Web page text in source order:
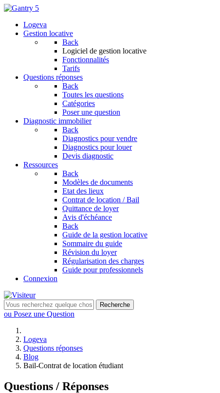
Logeva
Gestion locative
Back
Logiciel de gestion locative
Fonctionnalités
Tarifs
Questions réponses
Back
Toutes les questions
Catégories
Poser une question
Diagnostic immobilier
Back
Diagnostics pour vendre
Diagnostics pour louer
Devis diagnostic
Ressources
Back
Modèles de documents
Etat des lieux
Contrat de location / Bail
Quittance de loyer
Avis d'échéance
Back
Guide de la gestion locative
Sommaire du guide
Révision du loyer
Régularisation des charges
Guide pour professionnels
Connexion
Recherche
ou Posez une Question
Logeva
Questions réponses
Blog
Bail-Contrat de location étudiant
Questions / Réponses